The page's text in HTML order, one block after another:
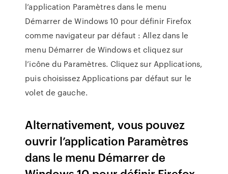
l’application Paramètres dans le menu
Démarrer de Windows 10 pour définir Firefox
comme navigateur par défaut : Allez dans le
menu Démarrer de Windows et cliquez sur
l’icône du Paramètres. Cliquez sur Applications,
puis choisissez Applications par défaut sur le
volet de gauche.
Alternativement, vous pouvez
ouvrir l’application Paramètres
dans le menu Démarrer de